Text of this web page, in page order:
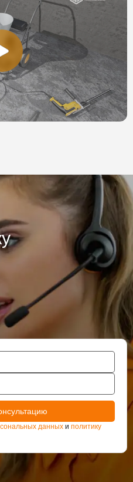
данных и политику